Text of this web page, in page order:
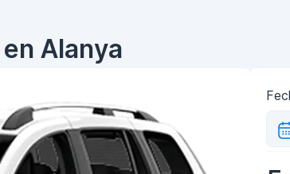
Alanya